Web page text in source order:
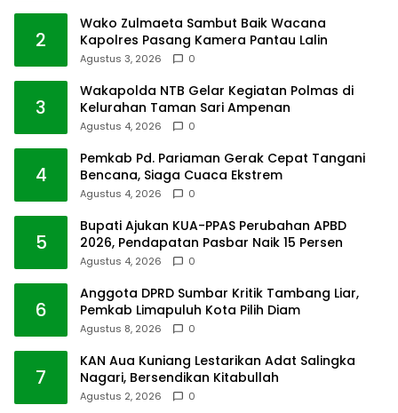
2
Wako Zulmaeta Sambut Baik Wacana
Kapolres Pasang Kamera Pantau Lalin
Agustus 3, 2026 0
3
Wakapolda NTB Gelar Kegiatan Polmas di
Kelurahan Taman Sari Ampenan
Agustus 4, 2026 0
4
Pemkab Pd. Pariaman Gerak Cepat Tangani
Bencana, Siaga Cuaca Ekstrem
Agustus 4, 2026 0
5
Bupati Ajukan KUA-PPAS Perubahan APBD
2026, Pendapatan Pasbar Naik 15 Persen
Agustus 4, 2026 0
6
Anggota DPRD Sumbar Kritik Tambang Liar,
Pemkab Limapuluh Kota Pilih Diam
Agustus 8, 2026 0
7
KAN Aua Kuniang Lestarikan Adat Salingka
Nagari, Bersendikan Kitabullah
Agustus 2, 2026 0